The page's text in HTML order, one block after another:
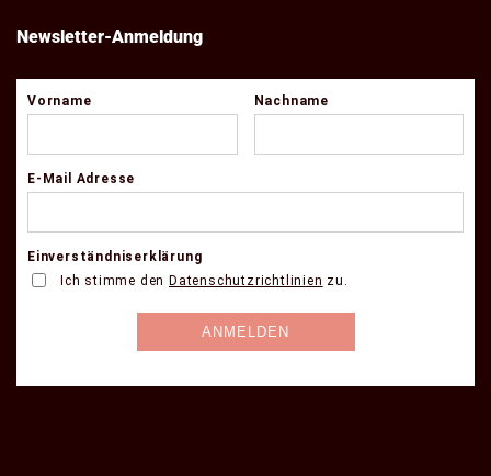
Newsletter-Anmeldung